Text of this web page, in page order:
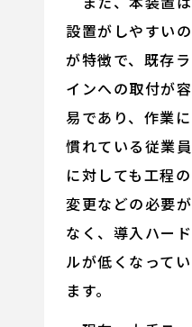
設置がしやすいの
が特徴で、既存ラ
インへの取付が容
易であり、作業に
慣れている従業員
に対しても工程の
変更などの必要が
なく、導入ハード
ルが低くなってい
ます。